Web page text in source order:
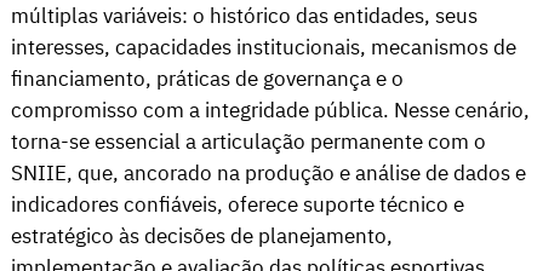
múltiplas variáveis: o histórico das entidades, seus
interesses, capacidades institucionais, mecanismos de
financiamento, práticas de governança e o
compromisso com a integridade pública. Nesse cenário,
torna-se essencial a articulação permanente com o
SNIIE, que, ancorado na produção e análise de dados e
indicadores confiáveis, oferece suporte técnico e
estratégico às decisões de planejamento,